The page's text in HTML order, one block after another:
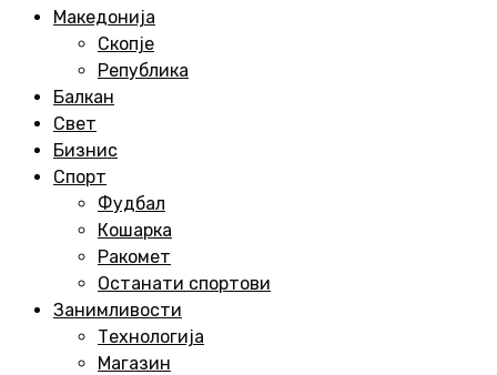
Македонија
Скопје
Република
Балкан
Свет
Бизнис
Спорт
Фудбал
Кошарка
Ракомет
Останати спортови
Занимливости
Технологија
Магазин